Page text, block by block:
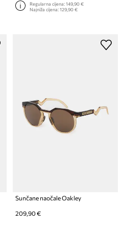
Regularna cijena:149,90 €
Najniža cijena:129,90 €
Sunčane naočale Oakley
209,90 €